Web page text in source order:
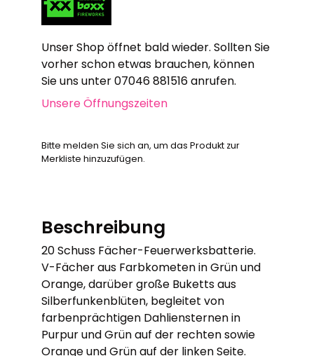
Unser Shop öffnet bald wieder. Sollten Sie
vorher schon etwas brauchen, können
Sie uns unter 07046 881516 anrufen.
Unsere Öffnungszeiten
Bitte melden Sie sich an, um das Produkt zur
Merkliste hinzuzufügen.
Beschreibung
20 Schuss Fächer-Feuerwerksbatterie.
V-Fächer aus Farbkometen in Grün und
Orange, darüber große Buketts aus
Silberfunkenblüten, begleitet von
farbenprächtigen Dahliensternen in
Purpur und Grün auf der rechten sowie
Orange und Grün auf der linken Seite.